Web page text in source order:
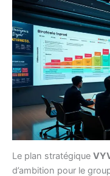
Le plan stratégique
d’ambition pour le